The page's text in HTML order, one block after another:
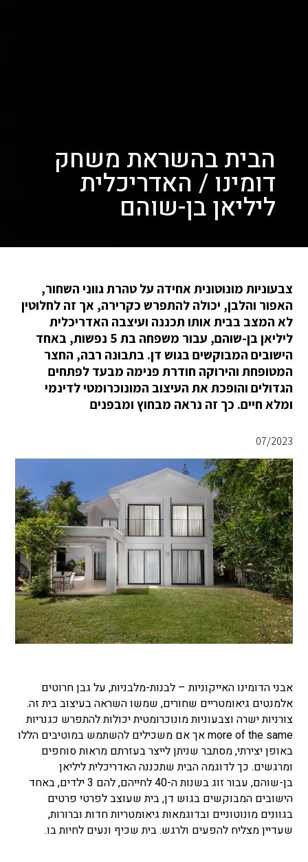
הבית בהשראת משחק
דומינו / האדריכלית
ליליאן בן-שוהם
צבעוניות מונוטונית אחידה על טהרת גווני השחור,
האפור והלבן, יכולה להתפרש כקרירה, אך זה לחלוטין
לא המצב בבית אותו תכננה ועיצבה האדריכלית
ליליאן בן-שוהם, עבור משפחה בת 5 נפשות, באחד
הישובים המבוקשים בגוש דן. בתבונה רבה, החצר
המטופחת והירוקה חודרת פנימה מבעד לפתחים
הגדולים והופכת את העיצוב המונוכרומטי לדינמי
ומלא חיים. כך זה נראה מבחוץ ומבפנים
07/2023
אבני הדומינו האייקוניות – לבנות-מלבניות, על גבן חרוטים
אלמנטים גיאומטריים שחורים, שמשו השראה בעיצוב בית זה.
צורניות ישרה וצבעוניות מונוכרומטית יכולות להתפרש כגנריות
more of the same אך אם משכילים להשתמש במוטיבים הללו
באופן יצירתי, מסתבר שניתן לייצר בעזרתם מראות סוחפים
ומרגשים. כך לדוגמה הבית שתכננה האדריכלית ליליאן
בן-שוהם, עבור זוג בשנות ה-40 לחייהם, להם 3 ילדים, באחד
הישובים המבוקשים בגוש דן, בית שעוצב לפרטי פרטים
בגוונים מונוטוניים ובדוגמאות גיאומטריות חדות וברורות,
שעדיין מצליח להפעים ולרגש. בית שכיף ונעים לחיות בו.